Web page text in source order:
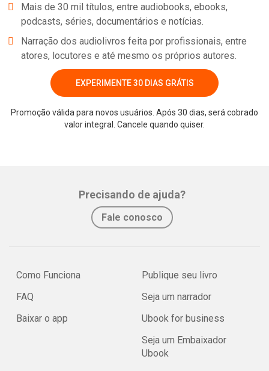
Mais de 30 mil títulos, entre audiobooks, ebooks,
podcasts, séries, documentários e notícias.
Narração dos audiolivros feita por profissionais, entre
atores, locutores e até mesmo os próprios autores.
EXPERIMENTE 30 DIAS GRÁTIS
Promoção válida para novos usuários. Após 30 dias, será cobrado
valor integral. Cancele quando quiser.
Precisando de ajuda?
Fale conosco
Como Funciona
FAQ
Baixar o app
Publique seu livro
Seja um narrador
Ubook for business
Seja um Embaixador
Ubook